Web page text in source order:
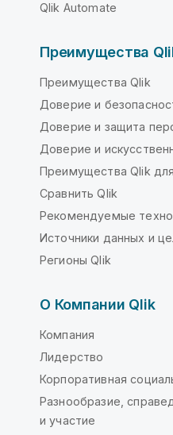
Qlik Automate
Преимущества
Преимущества Qlik
Доверие и
Доверие и защита
Доверие и
Преимущества Qlik
Сравнить Qlik
Рекомендуемые
Источники данных и
Регионы Qlik
О Компании Qlik
Компания
Лидерство
Корпоративная
Разнообразие,
и участие